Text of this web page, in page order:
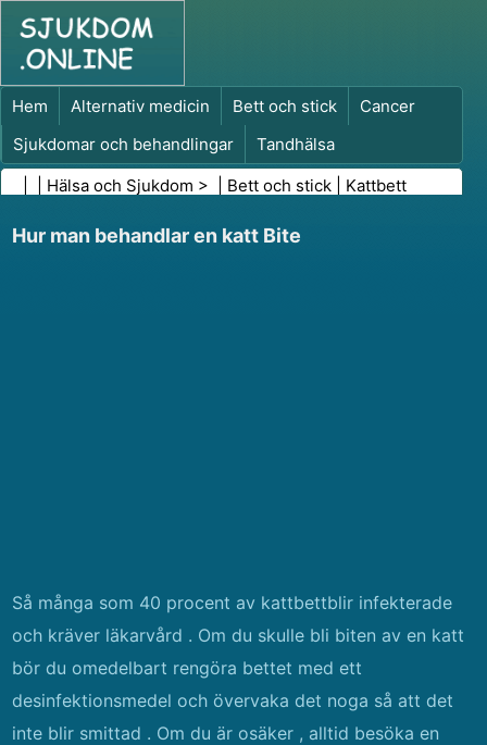
Hem Alternativ medicin Bett och stick
Cancer
Sjukdomar och behandlingar
Tandhälsa
Kost och näring
Familjehälsa
Hälsa och Sjukdom > | Bett och stick Kattbett
Hur man behandlar en katt Bite
Så många som 40 procent av kattbettblir infekterade
och kräver läkarvård . Om du skulle bli biten av en katt
bör du omedelbart rengöra bettet med ett
desinfektionsmedel och övervaka det noga så att det
inte blir smittad . Om du är osäker , alltid besöka en